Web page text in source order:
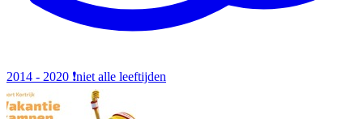
2014 - 2020 ❗️niet alle leeftijden